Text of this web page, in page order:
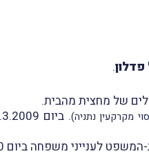
.
של מחצית מהבית.
מקרקעין נתניה)